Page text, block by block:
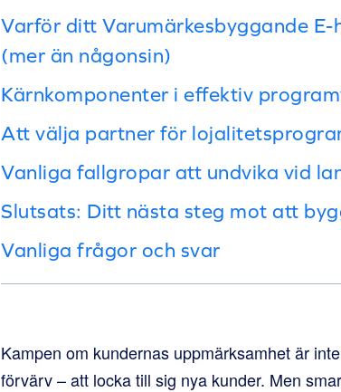
Varför ditt Varumärkesbyggande
(mer än någonsin)
Kärnkomponenter i effektiv
Att välja partner för
Vanliga fallgropar att undvika vid
Slutsats: Ditt nästa steg mot att
Vanliga frågor och svar
Kampen om kundernas uppmärksamhet är
förvärv – att locka till sig nya kunder. Men